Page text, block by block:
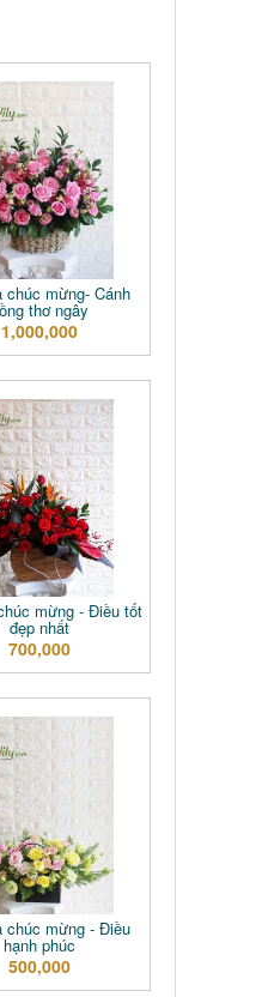
chúc mừng- Cánh
thơ ngây
1,000,000
mừng - Điều tốt
đẹp nhất
700,000
chúc mừng - Điều
hạnh phúc
500,000